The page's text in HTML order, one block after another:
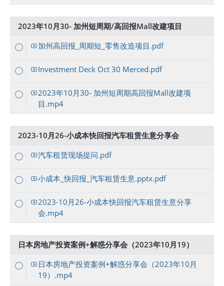
2023年10月30- 加州短周期/高回报Mall改建项目
加州高回报_周期短_零售改造项目.pdf
Investment Deck Oct 30 Merced.pdf
2023年10月30- 加州短周期高回报Mall改建项
目.mp4
2023-10月26-小成本快回报汽车租赁生意分享会
汽车租赁现场提问.pdf
小成本_快回报_汽车租赁生意.pptx.pdf
2023-10月26-小成本快回报汽车租赁生意分享
会.mp4
日本房地产投资案例+解惑分享会（2023年10月19）
日本房地产投资案例+解惑分享会（2023年10月
19）.mp4